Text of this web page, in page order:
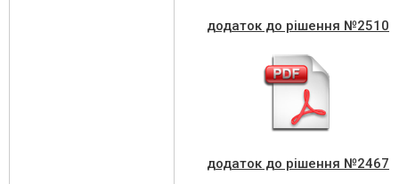
додаток до рішення №2510
додаток до рішення №2467